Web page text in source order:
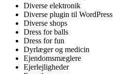
Diverse elektronik
Diverse plugin til WordPress
Diverse shops
Dress for balls
Dress for fun
Dyrlæger og medicin
Ejendomsmæglere
Ejerlejligheder